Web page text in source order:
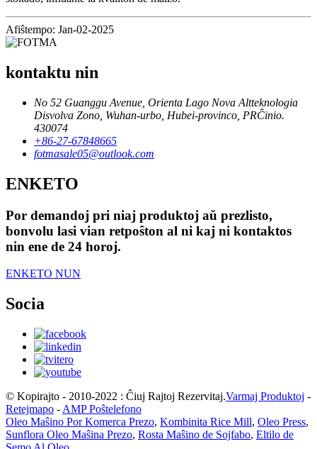
Afiŝtempo: Jan-02-2025
kontaktu nin
No 52 Guanggu Avenue, Orienta Lago Nova Altteknologia
Disvolva Zono, Wuhan-urbo, Hubei-provinco, PRĈinio.
430074
+86-27-67848665
fotmasale05@outlook.com
ENKETO
Por demandoj pri niaj produktoj aŭ prezlisto,
bonvolu lasi vian retpoŝton al ni kaj ni kontaktos
nin ene de 24 horoj.
ENKETO NUN
Socia
© Kopirajto - 2010-2022 : Ĉiuj Rajtoj Rezervitaj.Varmaj Produktoj -
Retejmapo - AMP Poŝtelefono
Oleo Maŝino Por Komerca Prezo, Kombinita Rice Mill, Oleo Press,
Sunflora Oleo Maŝina Prezo, Rosta Maŝino de Sojfabo, Eltilo de